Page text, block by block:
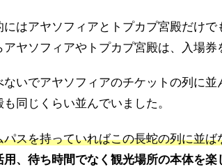
にはアヤソフィアとトプカプ宮殿だけ
ヤソフィアやトプカプ宮殿は、入場券
いでアヤソフィアのチケットの列に並
も同じくらい並んでいました。
パスを持っていればこの長蛇の列に並ば
用、待ち時間でなく観光場所の本体を